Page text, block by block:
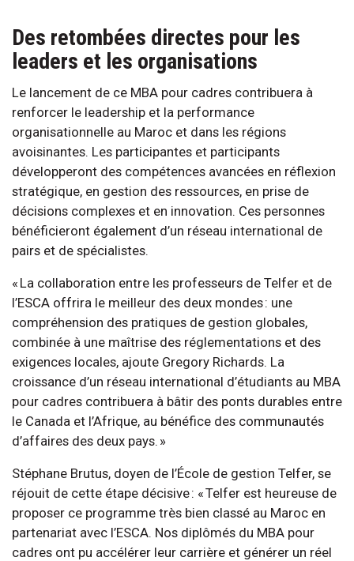
Des retombées directes pour les
leaders et les organisations
Le lancement de ce MBA pour cadres contribuera à
renforcer le leadership et la performance
organisationnelle au Maroc et dans les régions
avoisinantes. Les participantes et participants
développeront des compétences avancées en réflexion
stratégique, en gestion des ressources, en prise de
décisions complexes et en innovation. Ces personnes
bénéficieront également d’un réseau international de
pairs et de spécialistes.
« La collaboration entre les professeurs de Telfer et de
l’ESCA offrira le meilleur des deux mondes : une
compréhension des pratiques de gestion globales,
combinée à une maîtrise des réglementations et des
exigences locales, ajoute Gregory Richards. La
croissance d’un réseau international d’étudiants au MBA
pour cadres contribuera à bâtir des ponts durables entre
le Canada et l’Afrique, au bénéfice des communautés
d’affaires des deux pays. »
Stéphane Brutus, doyen de l’École de gestion Telfer, se
réjouit de cette étape décisive : « Telfer est heureuse de
proposer ce programme très bien classé au Maroc en
partenariat avec l’ESCA. Nos diplômés du MBA pour
cadres ont pu accélérer leur carrière et générer un réel